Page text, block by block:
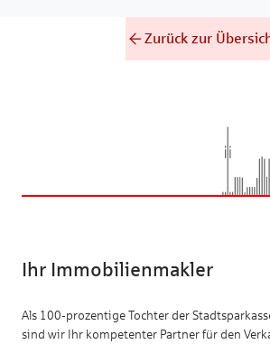
Zurück zur
Ihr Immobilienmakler
Als 100-prozentige Tochter der
sind wir Ihr kompetenter Partner für den